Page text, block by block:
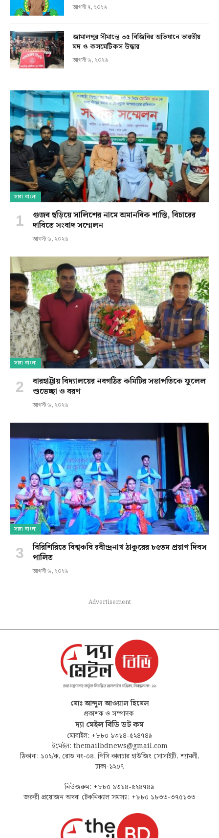
আগস্ট ৭, ২০২৬
জামালপুর সীমান্তে ৩৫ বিজিবির অভিযানে ভারতীয়
মদ ও কসমেটিকস উদ্ধার
আগস্ট ৬, ২০২৬
সারা বাংলা
গুজব ছড়িয়ে সালিশের নামে অমানবিক শাস্তি, বিচারের
দাবিতে সংবাদ সম্মেলন
আগস্ট ৬, ২০২৬
সারা বাংলা
বারহাট্টায় বিদ্যালয়ের নবগঠিত কমিটির সভাপতিকে ফুলেল
শুভেচ্ছা ও বরণ
আগস্ট ৬, ২০২৬
সারা বাংলা
বিরিশিরিতে বিশ্বকবি রবীন্দ্রনাথ ঠাকুরের ৮৫তম প্রয়াণ দিবস
পালিত
আগস্ট ৬, ২০২৬
Advertisement
মোঃ আব্দুল আওয়াল হিমেল
প্রকাশক ও সম্পাদক
দ্যা মেইল বিডি ডট কম
মোবাইল: +৮৮০ ১৩১৪-৫২৪৭৪৯
ইমেইল: themailbdnews@gmail.com
ঠিকানা: ১০২/ক, রোড নং-০৪, পিসি কালচার হাউজিং সোসাইটি, শ্যামলী,
ঢাকা-১২০৭
নিউজরুম: +৮৮০ ১৩১৪-৫২৪৭৪৯
জরুরী প্রয়োজন অথবা টেকনিক্যাল সমস্যা: +৮৮০ ১৮৩৩-৩৭৫১৩৩